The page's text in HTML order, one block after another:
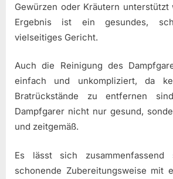
Gewürzen oder Kräutern unterstützt
Ergebnis ist ein gesundes,
vielseitiges Gericht.
Auch die Reinigung des
einfach und unkompliziert, da
Bratrückstände zu entfernen
Dampfgarer nicht nur gesund,
und zeitgemäß.
Es lässt sich zusammenfassend
schonende Zubereitungsweise mit